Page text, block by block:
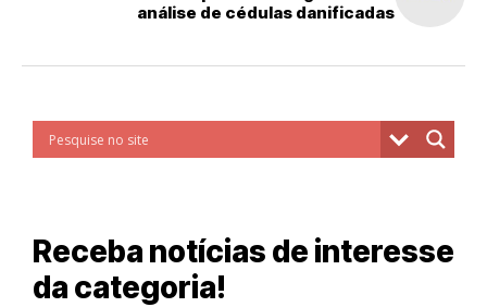
análise de cédulas danificadas
Receba notícias de interesse
da categoria!